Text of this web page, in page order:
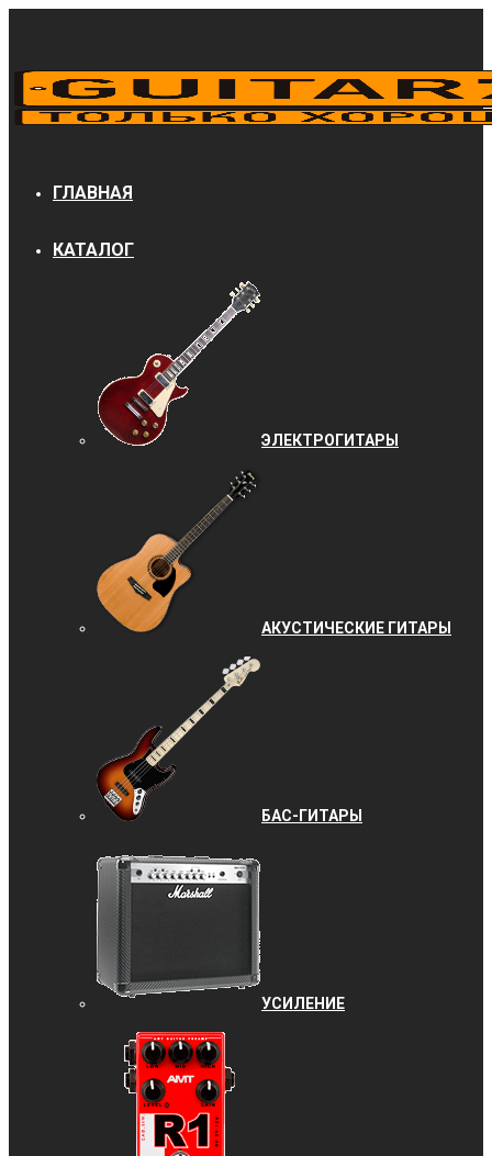
ГЛАВНАЯ
КАТАЛОГ
ЭЛЕКТРОГИТАРЫ
АКУСТИЧЕСКИЕ ГИТАРЫ
БАС-ГИТАРЫ
УCИЛЕНИЕ